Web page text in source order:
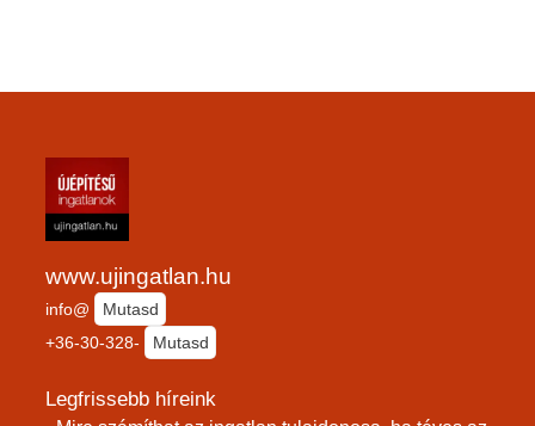
www.ujingatlan.hu
info@
Mutasd
+36-30-328-
Mutasd
Legfrissebb híreink